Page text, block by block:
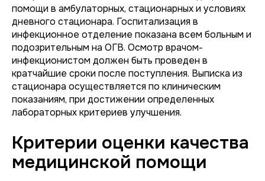
помощи в амбулаторных, стационарных и условиях
дневного стационара. Госпитализация в
инфекционное отделение показана всем больным и
подозрительным на ОГВ. Осмотр врачом-
инфекционистом должен быть проведен в
кратчайшие сроки после поступления. Выписка из
стационара осуществляется по клиническим
показаниям, при достижении определенных
лабораторных критериев улучшения.
Критерии оценки качества
медицинской помощи